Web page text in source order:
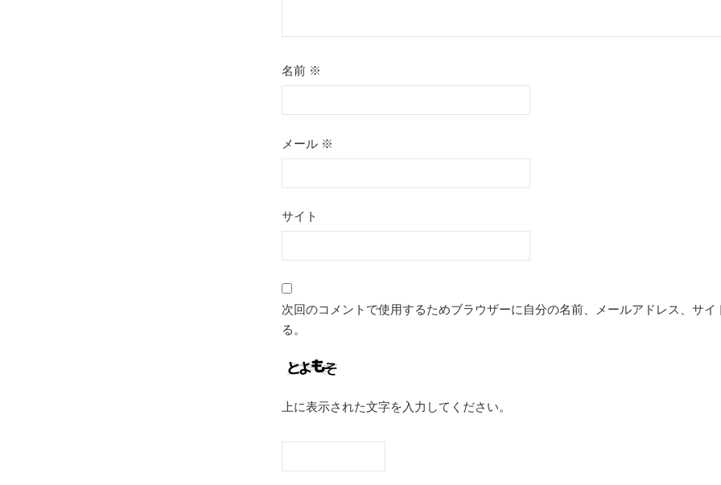
名前 ※
メール ※
サイト
次回のコメントで使用するためブラウザーに自分の名前、メールアドレス、サイ
る。
上に表示された文字を入力してください。